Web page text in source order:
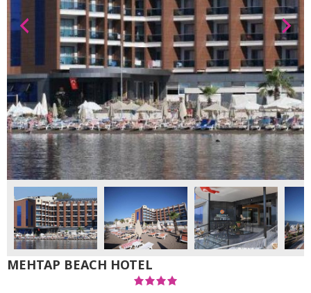
MEHTAP BEACH HOTEL